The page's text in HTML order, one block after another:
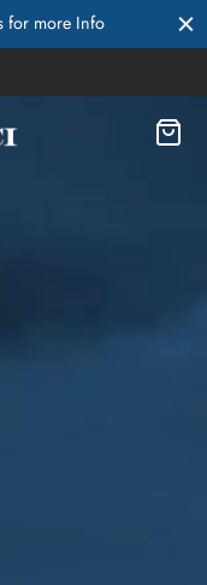
for more Info